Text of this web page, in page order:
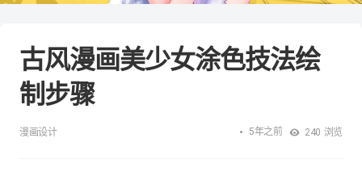
古风漫画美少女涂色技法绘
制步骤
漫画设计 5年之前 240 浏览